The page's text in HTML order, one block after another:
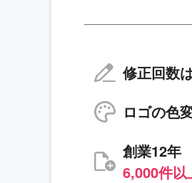
修正回数
ロゴの色
創業12年
6,000件